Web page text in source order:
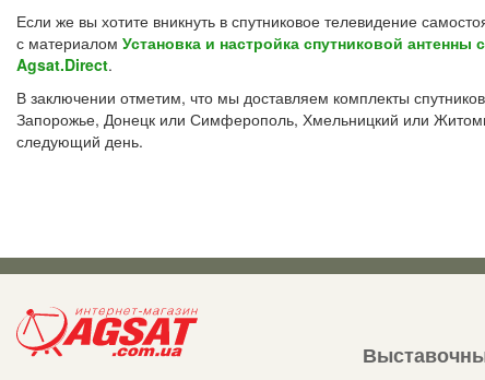
Если же вы хотите вникнуть в спутниковое телевидение
с материалом Установка и настройка спутниковой антенны
Agsat.Direct.
В заключении отметим, что мы доставляем комплекты
Запорожье, Донецк или Симферополь, Хмельницкий или
следующий день.